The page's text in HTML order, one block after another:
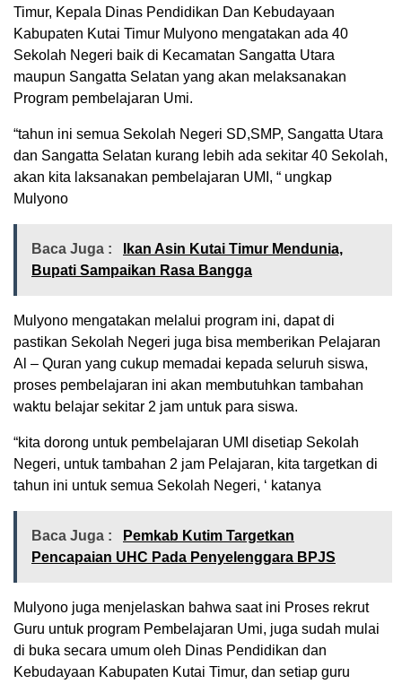
Timur, Kepala Dinas Pendidikan Dan Kebudayaan
Kabupaten Kutai Timur Mulyono mengatakan ada 40
Sekolah Negeri baik di Kecamatan Sangatta Utara
maupun Sangatta Selatan yang akan melaksanakan
Program pembelajaran Umi.
“tahun ini semua Sekolah Negeri SD,SMP, Sangatta Utara
dan Sangatta Selatan kurang lebih ada sekitar 40 Sekolah,
akan kita laksanakan pembelajaran UMI, “ ungkap
Mulyono
Baca Juga :
Ikan Asin Kutai Timur Mendunia,
Bupati Sampaikan Rasa Bangga
Mulyono mengatakan melalui program ini, dapat di
pastikan Sekolah Negeri juga bisa memberikan Pelajaran
Al – Quran yang cukup memadai kepada seluruh siswa,
proses pembelajaran ini akan membutuhkan tambahan
waktu belajar sekitar 2 jam untuk para siswa.
“kita dorong untuk pembelajaran UMI disetiap Sekolah
Negeri, untuk tambahan 2 jam Pelajaran, kita targetkan di
tahun ini untuk semua Sekolah Negeri, ‘ katanya
Baca Juga :
Pemkab Kutim Targetkan
Pencapaian UHC Pada Penyelenggara BPJS
Mulyono juga menjelaskan bahwa saat ini Proses rekrut
Guru untuk program Pembelajaran Umi, juga sudah mulai
di buka secara umum oleh Dinas Pendidikan dan
Kebudayaan Kabupaten Kutai Timur, dan setiap guru